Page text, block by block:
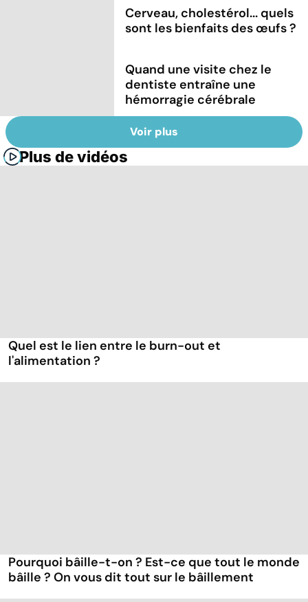
Cerveau, cholestérol... quels
sont les bienfaits des œufs ?
Quand une visite chez le
dentiste entraîne une
hémorragie cérébrale
Voir plus
Plus de vidéos
Quel est le lien entre le burn-out et
l'alimentation ?
Pourquoi bâille-t-on ? Est-ce que tout le monde
bâille ? On vous dit tout sur le bâillement